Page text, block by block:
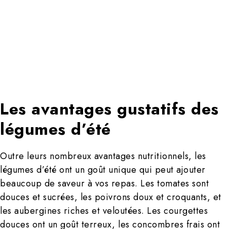
Les avantages gustatifs des
légumes d’été
Outre leurs nombreux avantages nutritionnels, les
légumes d’été ont un goût unique qui peut ajouter
beaucoup de saveur à vos repas. Les tomates sont
douces et sucrées, les poivrons doux et croquants, et
les aubergines riches et veloutées. Les courgettes
douces ont un goût terreux, les concombres frais ont